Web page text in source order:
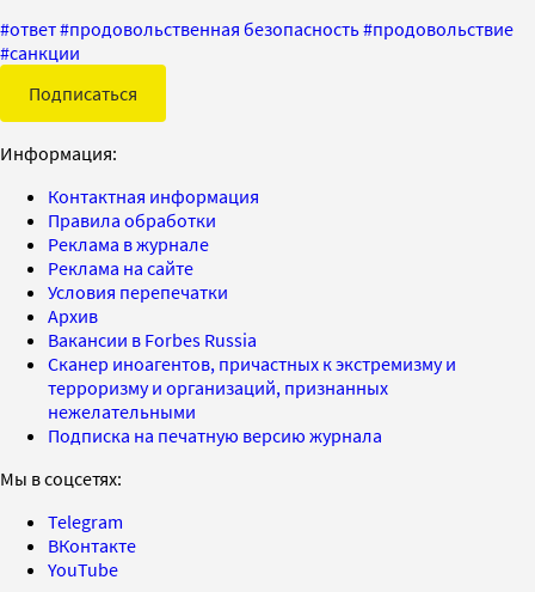
#ответ#продовольственная безопасность#продовольствие
#санкции
Подписаться
Информация:
Контактная информация
Правила обработки
Реклама в журнале
Реклама на сайте
Условия перепечатки
Архив
Вакансии в Forbes Russia
Сканер иноагентов, причастных к экстремизму и
терроризму и организаций, признанных
нежелательными
Подписка на печатную версию журнала
Мы в соцсетях:
Telegram
ВКонтакте
YouTube